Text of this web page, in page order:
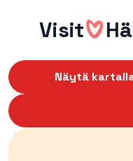
sisältöönVisit
Näytä